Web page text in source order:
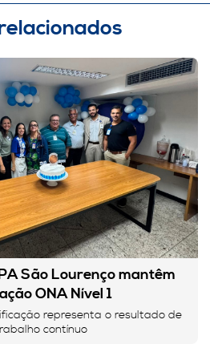
São Lourenço mantêm
ONA Nível 1
representa o resultado de
contínuo